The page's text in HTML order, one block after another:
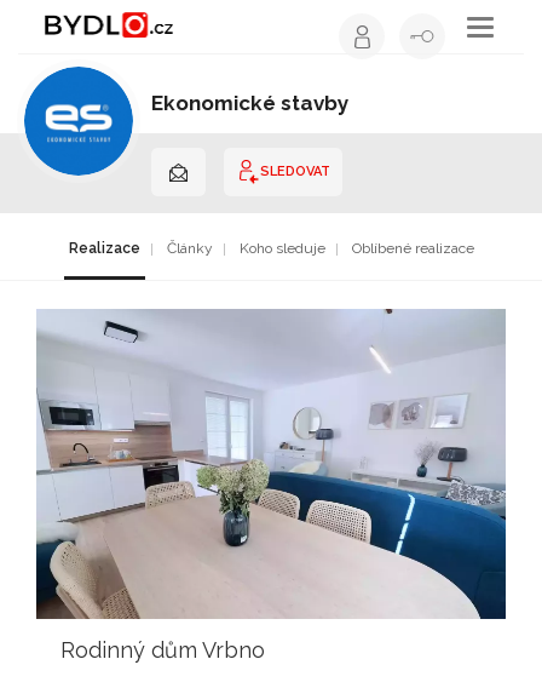
Toggle
Ekonomické stavby
SLEDOVAT
Realizace Články Koho sleduje Oblíbené realizace
Rodinný dům Vrbno